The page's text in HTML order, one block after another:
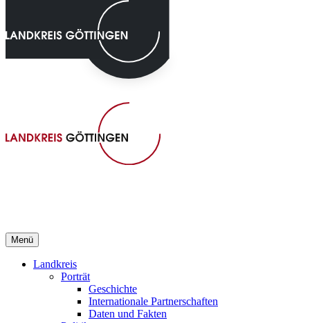
Menü
Landkreis
Porträt
Geschichte
Internationale Partnerschaften
Daten und Fakten